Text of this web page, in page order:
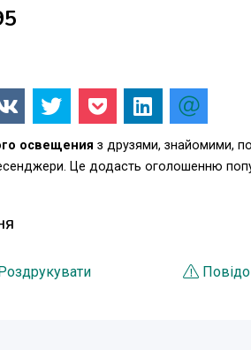
освещения з друзями, знайомими,
Це додасть оголошенню